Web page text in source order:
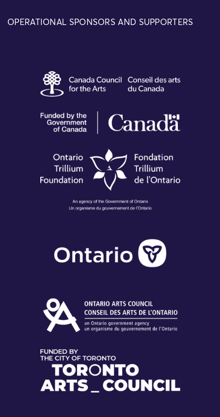
OPERATIONAL SPONSORS AND SUPPORTERS